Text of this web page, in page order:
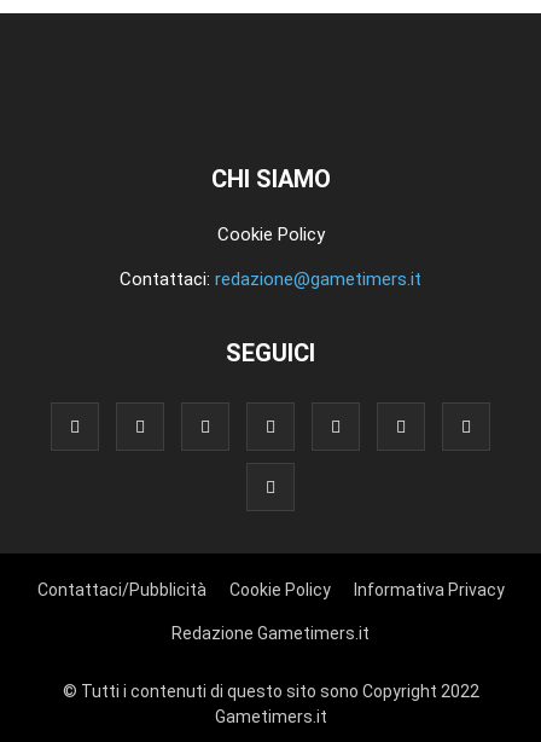
CHI SIAMO
Cookie Policy
Contattaci: redazione@gametimers.it
SEGUICI
Contattaci/Pubblicità Cookie Policy Informativa Privacy
Redazione Gametimers.it
© Tutti i contenuti di questo sito sono Copyright 2022
Gametimers.it